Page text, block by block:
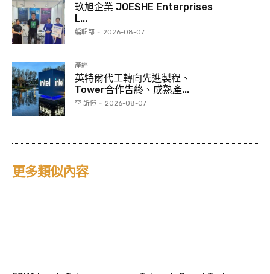
玖旭企業 JOESHE Enterprises
L...
編輯部 - 2026-08-07
產經
英特爾代工轉向先進製程、
Tower合作告終、成熟產...
李 訢愷 - 2026-08-07
更多類似內容